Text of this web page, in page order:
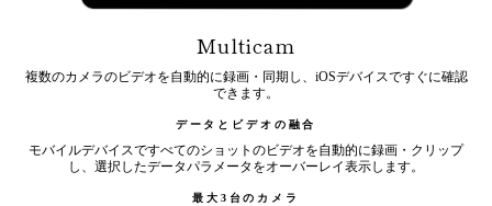
Multicam
複数のカメラのビデオを自動的に録画・同期し、iOSデバイスですぐに確認
できます。
データとビデオの融合
モバイルデバイスですべてのショットのビデオを自動的に録画・クリップ
し、選択したデータパラメータをオーバーレイ表示します。
最大3台のカメラ